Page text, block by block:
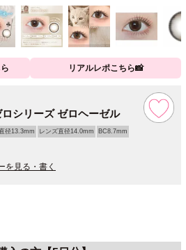
リアルレポこちら📸
シリーズ ゼロヘーゼル
径13.3mm レンズ直径14.0mm BC8.7mm
を見る・書く